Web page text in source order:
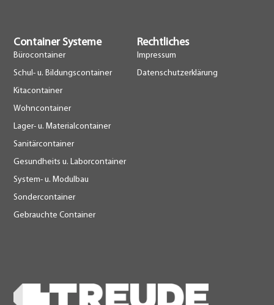
Container Systeme
Bürocontainer
Schul- u. Bildungscontainer
Kitacontainer
Wohncontainer
Lager- u. Materialcontainer
Sanitärcontainer
Gesundheits u. Laborcontainer
System- u. Modulbau
Sondercontainer
Gebrauchte Container
Rechtliches
Impressum
Datenschutzerklärung